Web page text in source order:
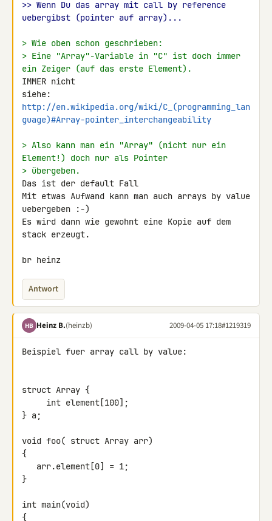
>> Wenn Du das array mit call by reference
uebergibst (pointer auf array)...
> Wie oben schon geschrieben:
> Eine "Array"-Variable in "C" ist doch immer
ein Zeiger (auf das erste Element).
IMMER nicht
http://en.wikipedia.org/wiki/C_(programming_lan
guage)#Array-pointer_interchangeability
> Also kann man ein "Array" (nicht nur ein
Element!) doch nur als Pointer
> übergeben.
Das ist der default Fall
Mit etwas Aufwand kann man auch arrays by value
uebergeben :-)
Es wird dann wie gewohnt eine Kopie auf dem
stack erzeugt.
br heinz
Antwort
HB Heinz B.(heinzb) 2009-04-05 17:18#1219319
Beispiel fuer array call by value:
struct Array {
} a;
void foo( struct Array arr)
{
}
int main(void)
{